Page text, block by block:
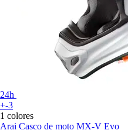
24h
+-3
1 colores
Arai Casco de moto MX-V Evo